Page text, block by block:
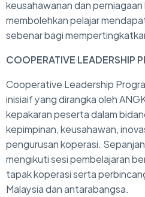
keusahawanan dan
membolehkan pelajar
sebenar bagi
COOPERATIVE LEADERSHIP
Cooperative Leadership
inisiaif yang dirangka oleh
kepakaran peserta dalam
kepimpinan, keusahawan,
pengurusan koperasi.
mengikuti sesi pembelajaran
tapak koperasi serta
Malaysia dan antarabangsa.